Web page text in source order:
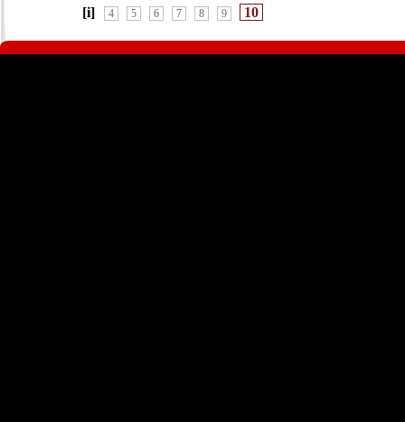
[i] 4 5 6 7 8 9 10